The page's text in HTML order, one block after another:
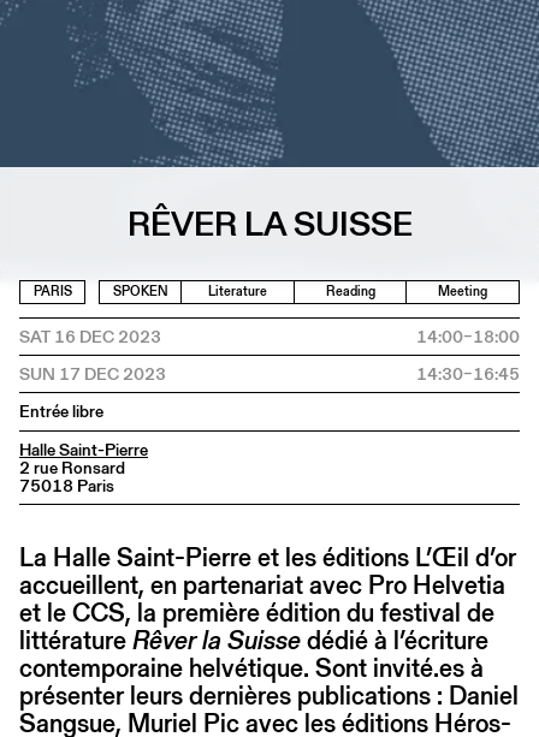
RÊVER LA SUISSE
PARIS SPOKEN Literature Reading Meeting
SAT 16 DEC 2023
14:00–18:00
SUN 17 DEC 2023
14:30–16:45
Entrée libre
Halle Saint-Pierre
2 rue Ronsard
75018 Paris
La Halle Saint-Pierre et les éditions L’Œil d’or
accueillent, en partenariat avec Pro Helvetia
et le CCS, la première édition du festival de
littératureRêver la Suissedédié à l’écriture
contemporaine helvétique. Sont invité.es à
présenter leurs dernières publications : Daniel
Sangsue, Muriel Pic avec les éditions Héros-